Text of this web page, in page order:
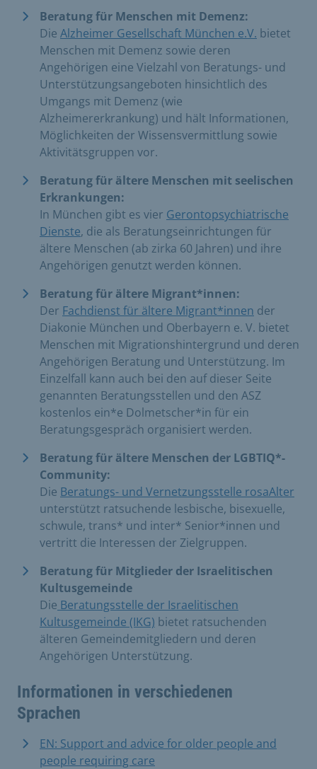
Beratung für Menschen mit Demenz:
Die Alzheimer Gesellschaft München e.V. bietet
Menschen mit Demenz sowie deren
Angehörigen eine Vielzahl von Beratungs- und
Unterstützungsangeboten hinsichtlich des
Umgangs mit Demenz (wie
Alzheimererkrankung) und hält Informationen,
Möglichkeiten der Wissensvermittlung sowie
Aktivitätsgruppen vor.
Beratung für ältere Menschen mit seelischen
Erkrankungen:
In München gibt es vier Gerontopsychiatrische
Dienste, die als Beratungseinrichtungen für
ältere Menschen (ab zirka 60 Jahren) und ihre
Angehörigen genutzt werden können.
Beratung für ältere Migrant*innen:
Der Fachdienst für ältere Migrant*innen der
Diakonie München und Oberbayern e. V. bietet
Menschen mit Migrationshintergrund und deren
Angehörigen Beratung und Unterstützung. Im
Einzelfall kann auch bei den auf dieser Seite
genannten Beratungsstellen und den ASZ
kostenlos ein*e Dolmetscher*in für ein
Beratungsgespräch organisiert werden.
Beratung für ältere Menschen der LGBTIQ*-
Community:
Die Beratungs- und Vernetzungsstelle rosaAlter
unterstützt ratsuchende lesbische, bisexuelle,
schwule, trans* und inter* Senior*innen und
vertritt die Interessen der Zielgruppen.
Beratung für Mitglieder der Israelitischen
Kultusgemeinde
Die Beratungsstelle der Israelitischen
Kultusgemeinde (IKG) bietet ratsuchenden
älteren Gemeindemitgliedern und deren
Angehörigen Unterstützung.
Informationen in verschiedenen
Sprachen
EN: Support and advice for older people and
people requiring care